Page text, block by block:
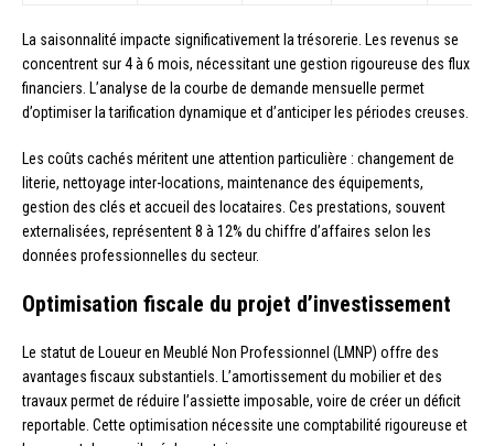
La saisonnalité impacte significativement la trésorerie. Les revenus se
concentrent sur 4 à 6 mois, nécessitant une gestion rigoureuse des flux
financiers. L’analyse de la courbe de demande mensuelle permet
d’optimiser la tarification dynamique et d’anticiper les périodes creuses.
Les coûts cachés méritent une attention particulière : changement de
literie, nettoyage inter-locations, maintenance des équipements,
gestion des clés et accueil des locataires. Ces prestations, souvent
externalisées, représentent 8 à 12% du chiffre d’affaires selon les
données professionnelles du secteur.
Optimisation fiscale du projet d’investissement
Le statut de Loueur en Meublé Non Professionnel (LMNP) offre des
avantages fiscaux substantiels. L’amortissement du mobilier et des
travaux permet de réduire l’assiette imposable, voire de créer un déficit
reportable. Cette optimisation nécessite une comptabilité rigoureuse et